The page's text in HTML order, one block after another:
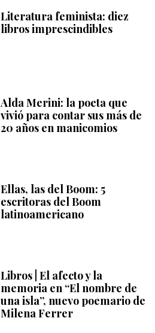
Literatura feminista: diez
libros imprescindibles
Alda Merini: la poeta que
vivió para contar sus más de
20 años en manicomios
Ellas, las del Boom: 5
escritoras del Boom
latinoamericano
Libros | El afecto y la
memoria en “El nombre de
una isla”, nuevo poemario de
Milena Ferrer